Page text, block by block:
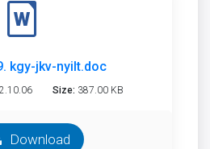
kgy-jkv-nyilt.doc
Size: 387.00 KB
Download